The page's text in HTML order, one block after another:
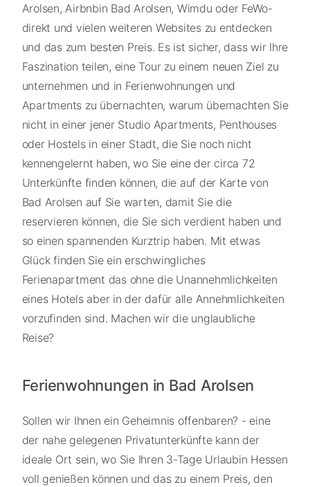
Arolsen, Airbnbin Bad Arolsen, Wimdu oder FeWo-
direkt und vielen weiteren Websites zu entdecken
und das zum besten Preis. Es ist sicher, dass wir Ihre
Faszination teilen, eine Tour zu einem neuen Ziel zu
unternehmen und in Ferienwohnungen und
Apartments zu übernachten, warum übernachten Sie
nicht in einer jener Studio Apartments, Penthouses
oder Hostels in einer Stadt, die Sie noch nicht
kennengelernt haben, wo Sie eine der circa 72
Unterkünfte finden können, die auf der Karte von
Bad Arolsen auf Sie warten, damit Sie die
reservieren können, die Sie sich verdient haben und
so einen spannenden Kurztrip haben. Mit etwas
Glück finden Sie ein erschwingliches
Ferienapartment das ohne die Unannehmlichkeiten
eines Hotels aber in der dafür alle Annehmlichkeiten
vorzufinden sind. Machen wir die unglaubliche
Reise?
Ferienwohnungen in Bad Arolsen
Sollen wir Ihnen ein Geheimnis offenbaren? - eine
der nahe gelegenen Privatunterkünfte kann der
ideale Ort sein, wo Sie Ihren 3-Tage Urlaubin Hessen
voll genießen können und das zu einem Preis, den